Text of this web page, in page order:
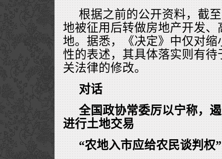
根据之前的公开资料，截
地被征用后转做房地产开发
地。据悉，《决定》中仅对
性的表述，其具体落实则有
关法律的修改。
对话
全国政协常委厉以宁称，
进行土地交易
“农地入市应给农民谈判权”